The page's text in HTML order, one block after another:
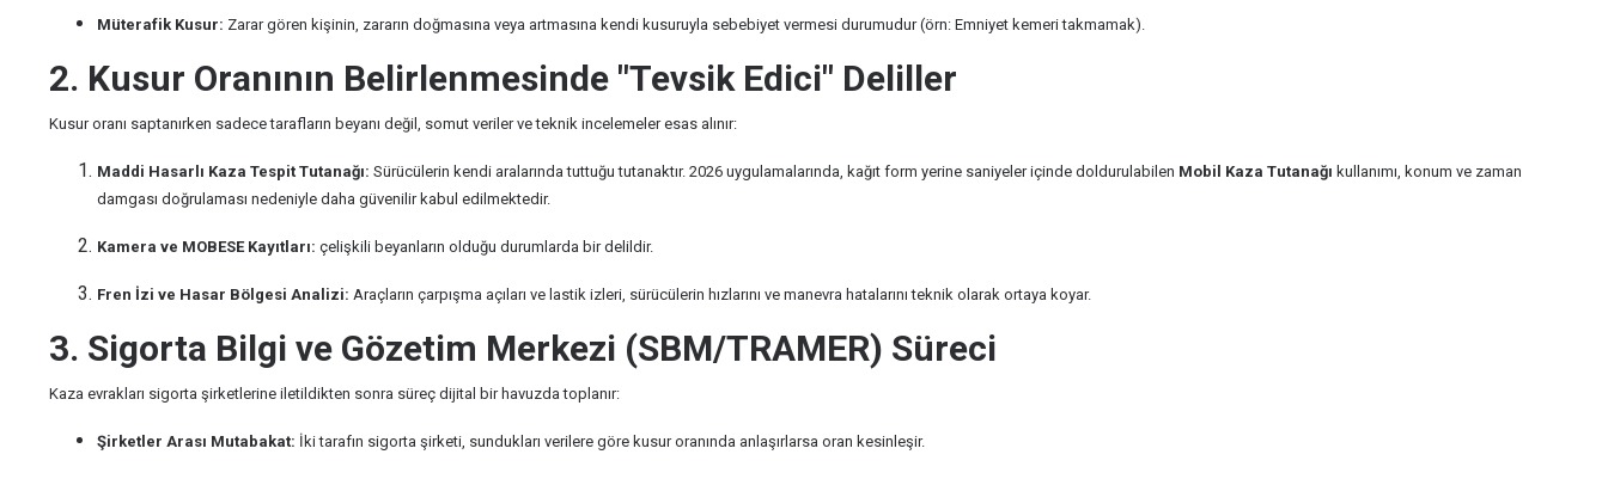
Müterafik Kusur: Zarar gören kişinin, zararın doğmasına veya artmasına kendi kusuruyla sebebiyet vermesi durumudur (örn: Emniyet kemeri takmamak).
2. Kusur Oranının Belirlenmesinde "Tevsik Edici" Deliller
Kusur oranı saptanırken sadece tarafların beyanı değil, somut veriler ve teknik incelemeler esas alınır:
Maddi Hasarlı Kaza Tespit Tutanağı: Sürücülerin kendi aralarında tuttuğu tutanaktır. 2026 uygulamalarında, kağıt form yerine saniyeler içinde doldurulabilen Mobil Kaza Tutanağı kullanımı, konum ve zaman
damgası doğrulaması nedeniyle daha güvenilir kabul edilmektedir.
Kamera ve MOBESE Kayıtları: çelişkili beyanların olduğu durumlarda bir delildir.
Fren İzi ve Hasar Bölgesi Analizi: Araçların çarpışma açıları ve lastik izleri, sürücülerin hızlarını ve manevra hatalarını teknik olarak ortaya koyar.
3. Sigorta Bilgi ve Gözetim Merkezi (SBM/TRAMER) Süreci
Kaza evrakları sigorta şirketlerine iletildikten sonra süreç dijital bir havuzda toplanır:
Şirketler Arası Mutabakat: İki tarafın sigorta şirketi, sundukları verilere göre kusur oranında anlaşırlarsa oran kesinleşir.